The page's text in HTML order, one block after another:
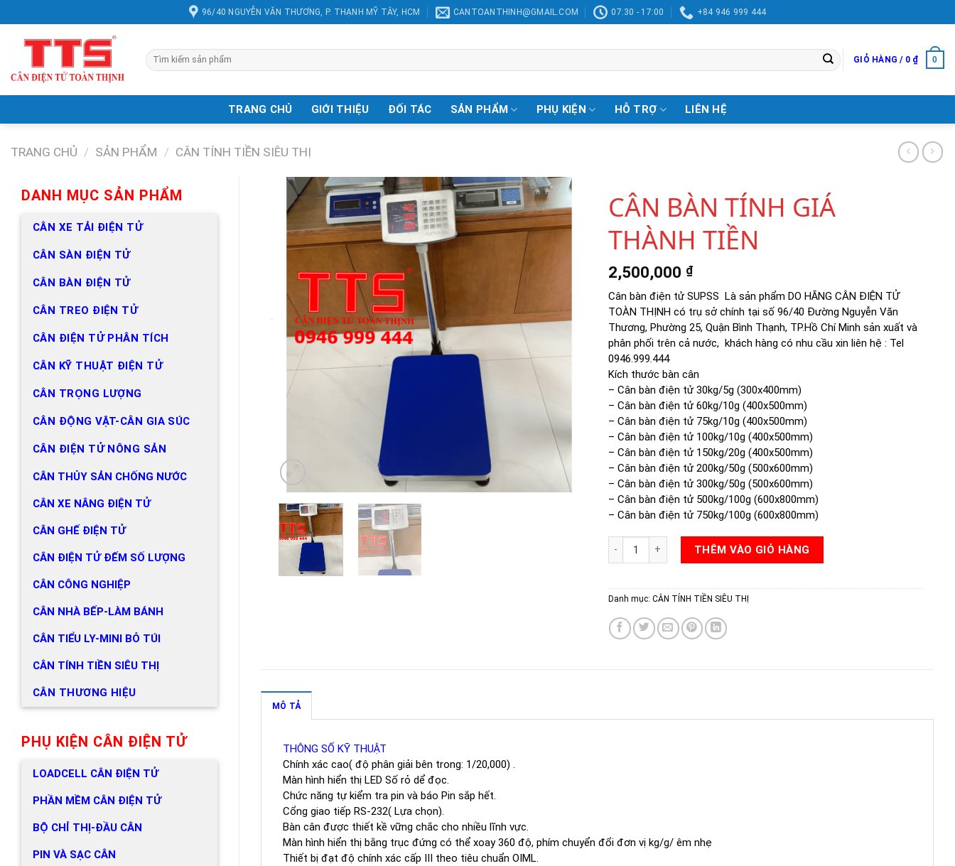
đến
96/40 NGUYỄN VĂN THƯƠNG, P. THẠNH MỸ TÂY, HCM CANTOANTHINH@GMAIL.COM 07:30 - 17:00 +84 946 999 444
Tìm
kiếm:
GIỎ HÀNG / 0 ₫ 0
TRANG CHỦ GIỚI THIỆU ĐỐI TÁC SẢN PHẨM PHỤ KIỆN HỖ TRỢ LIÊN HỆ
TRANG CHỦ / SẢN PHẨM / CÂN TÍNH TIỀN SIÊU THỊ
DANH MỤC SẢN PHẨM
CÂN XE TẢI ĐIỆN TỬ
CÂN SÀN ĐIỆN TỬ
CÂN BÀN ĐIỆN TỬ
CÂN TREO ĐIỆN TỬ
CÂN ĐIỆN TỬ PHÂN TÍCH
CÂN KỸ THUẬT ĐIỆN TỬ
CÂN TRỌNG LƯỢNG
CÂN ĐỘNG VẬT-CÂN GIA SÚC
CÂN ĐIỆN TỬ NÔNG SẢN
CÂN THỦY SẢN CHỐNG NƯỚC
CÂN XE NÂNG ĐIỆN TỬ
CÂN GHẾ ĐIỆN TỬ
CÂN ĐIỆN TỬ ĐẾM SỐ LƯỢNG
CÂN CÔNG NGHIỆP
CÂN NHÀ BẾP-LÀM BÁNH
CÂN TIỂU LY-MINI BỎ TÚI
CÂN TÍNH TIỀN SIÊU THỊ
CÂN THƯƠNG HIỆU
PHỤ KIỆN CÂN ĐIỆN TỬ
LOADCELL CÂN ĐIỆN TỬ
PHẦN MỀM CÂN ĐIỆN TỬ
BỘ CHỈ THỊ-ĐẦU CÂN
PIN VÀ SẠC CÂN
CÂN BÀN TÍNH GIÁ
THÀNH TIỀN
2,500,000 ₫
Cân bàn điện tử SUPSS Là sản phẩm DO HÃNG CÂN ĐIỆN TỬ
TOÀN THỊNH có trụ sở chính tại số 96/40 Đường Nguyễn Văn
Thương, Phường 25, Quận Bình Thạnh, TP.Hồ Chí Minh sản xuất và
phân phối trên cả nước, khách hàng có nhu cầu xin liên hệ : Tel
0946.999.444
Kích thước bàn cân
– Cân bàn điện tử 30kg/5g (300x400mm)
– Cân bàn điện tử 60kg/10g (400x500mm)
– Cân bàn điện tử 75kg/10g (400x500mm)
– Cân bàn điện tử 100kg/10g (400x500mm)
– Cân bàn điện tử 150kg/20g (400x500mm)
– Cân bàn điện tử 200kg/50g (500x600mm)
– Cân bàn điện tử 300kg/50g (500x600mm)
– Cân bàn điện tử 500kg/100g (600x800mm)
– Cân bàn điện tử 750kg/100g (600x800mm)
CÂN BÀN TÍNH GIÁ THÀNH TIỀN số lượng
THÊM VÀO GIỎ HÀNG
Danh mục: CÂN TÍNH TIỀN SIÊU THỊ
MÔ TẢ
THÔNG SỐ KỸ THUẬT
Chính xác cao( độ phân giải bên trong: 1/20,000) .
Màn hình hiển thị LED Số rỏ dể đọc.
Chức năng tự kiểm tra pin và báo Pin sắp hết.
Cổng giao tiếp RS-232( Lựa chọn).
Bàn cân được thiết kề vững chắc cho nhiều lĩnh vực.
Màn hình hiển thị bằng trục đứng có thể xoay 360 độ, phím chuyển đổi đơn vị kg/g/ êm nhẹ
Thiết bị đạt độ chính xác cấp III theo tiêu chuẩn OIML.